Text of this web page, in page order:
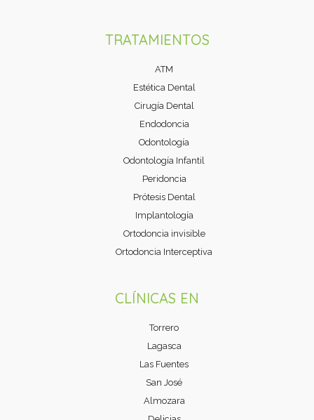
TRATAMIENTOS
ATM
Estética Dental
Cirugía Dental
Endodoncia
Odontología
Odontología Infantil
Peridoncia
Prótesis Dental
Implantología
Ortodoncia invisible
Ortodoncia Interceptiva
CLÍNICAS EN
Torrero
Lagasca
Las Fuentes
San José
Almozara